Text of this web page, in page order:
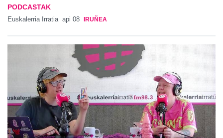
PODCASTAK
Euskalerria Irratia api 08 IRUÑEA